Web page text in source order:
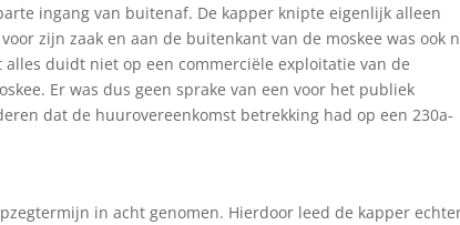
ingang van buitenaf. De kapper knipte eigenlijk alleen
zijn zaak en aan de buitenkant van de moskee was ook
duidt niet op een commerciële exploitatie van de
Er was dus geen sprake van een voor het publiek
dat de huurovereenkomst betrekking had op een 230a-
in acht genomen. Hierdoor leed de kapper